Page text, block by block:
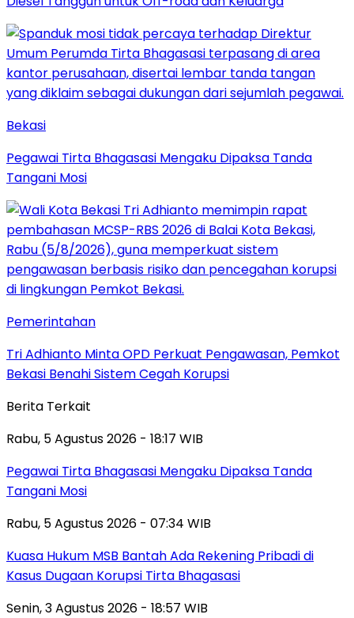
Bekasi
Pegawai Tirta Bhagasasi Mengaku Dipaksa Tanda
Tangani Mosi
Pemerintahan
Tri Adhianto Minta OPD Perkuat Pengawasan, Pemkot
Bekasi Benahi Sistem Cegah Korupsi
Berita Terkait
Rabu, 5 Agustus 2026 - 18:17 WIB
Pegawai Tirta Bhagasasi Mengaku Dipaksa Tanda
Tangani Mosi
Rabu, 5 Agustus 2026 - 07:34 WIB
Kuasa Hukum MSB Bantah Ada Rekening Pribadi di
Kasus Dugaan Korupsi Tirta Bhagasasi
Senin, 3 Agustus 2026 - 18:57 WIB